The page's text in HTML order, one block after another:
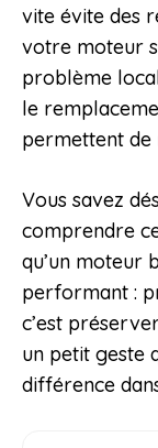
vite évite des
votre moteur
problème
le
permettent
Vous savez
comprendre
qu’un moteur
performant :
c’est
un petit geste
différence